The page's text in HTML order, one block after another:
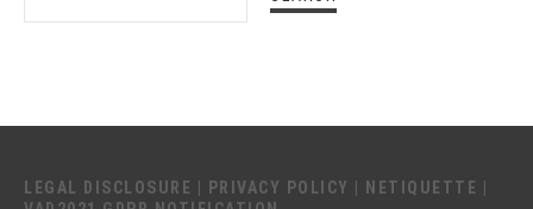
LEGAL DISCLOSURE PRIVACY POLICY NETIQUETTE